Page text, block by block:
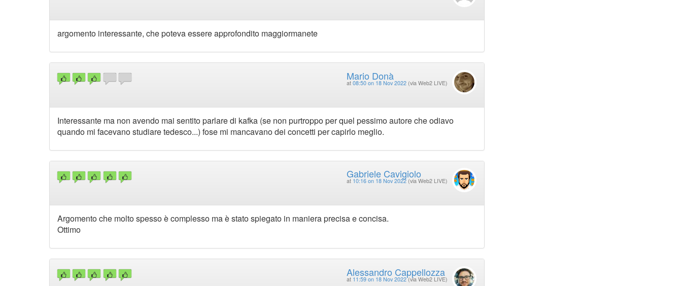
argomento interessante, che poteva essere approfondito maggiormanete
Mario Donà
at 08:50 on 18 Nov 2022 (via Web2 LIVE)
Interessante ma non avendo mai sentito parlare di kafka (se non purtroppo per quel pessimo autore che odiavo
quando mi facevano studiare tedesco...) fose mi mancavano dei concetti per capirlo meglio.
Gabriele Cavigiolo
at 10:16 on 18 Nov 2022 (via Web2 LIVE)
Argomento che molto spesso è complesso ma è stato spiegato in maniera precisa e concisa.
Ottimo
Alessandro Cappellozza
at 11:59 on 18 Nov 2022 (via Web2 LIVE)